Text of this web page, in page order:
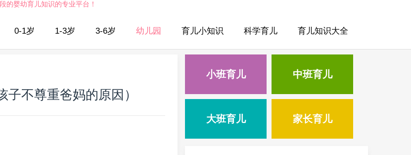
的婴幼育儿知识的专业平台！
0-1岁 1-3岁 3-6岁 幼儿园 育儿小知识 科学育儿 育儿知识大全
不尊重爸妈的原因）
小班育儿 中班育儿
大班育儿 家长育儿